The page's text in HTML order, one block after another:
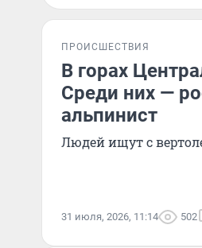
ПРОИСШЕСТВИЯ
В горах
Среди них —
альпинист
Людей ищут с
31 июля, 2026, 11:14 502